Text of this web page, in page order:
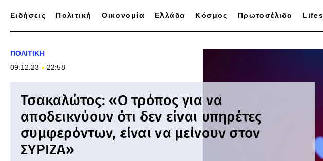
Ειδήσεις Πολιτική Οικονομία Ελλάδα Κόσμος Πρωτοσέλιδα
ΠΟΛΙΤΙΚΗ
09.12.23
22:58
Τσακαλώτος: «Ο τρόπος για να
αποδεικνύουν ότι δεν είναι υπηρέτες
συμφερόντων, είναι να μείνουν στον
ΣΥΡΙΖΑ»